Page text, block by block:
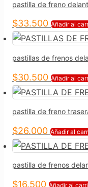
pastilla de freno
$33.500 Añadir al
pastillas de frenos
$30.500 Añadir al
pastilla de freno
$26.000 Añadir al
pastilla de frenos
$16.500 Añadir al